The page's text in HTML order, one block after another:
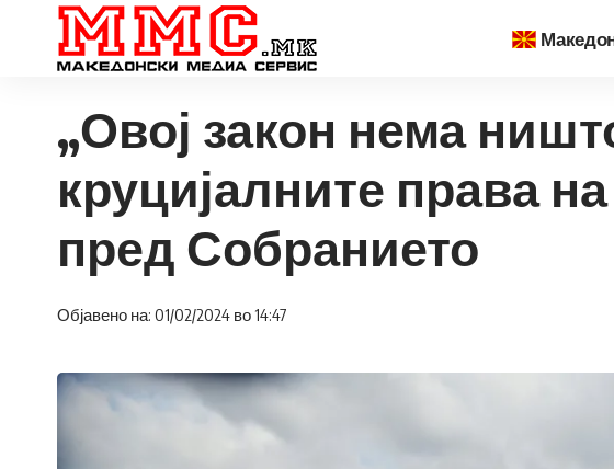
„Овој закон нема
круцијалните права
пред Собранието
Објавено на: 01/02/2024 во 14:47